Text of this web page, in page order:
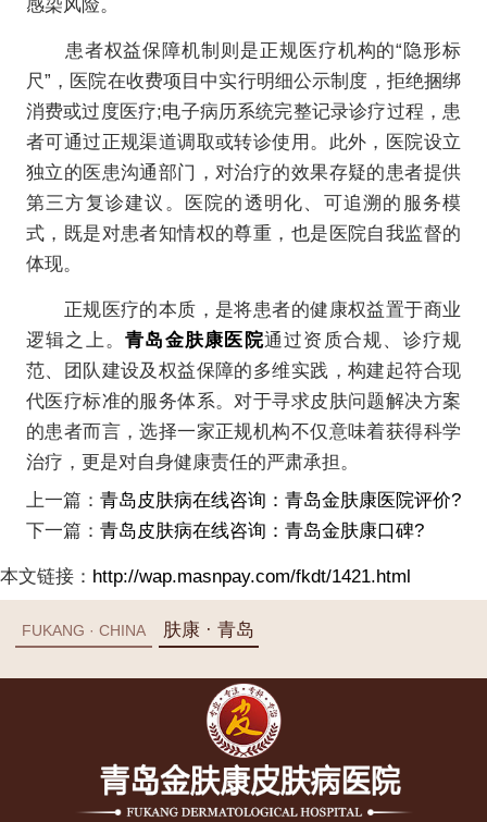
感染风险。
患者权益保障机制则是正规医疗机构的“隐形标
尺”，医院在收费项目中实行明细公示制度，拒绝捆绑
消费或过度医疗;电子病历系统完整记录诊疗过程，患
者可通过正规渠道调取或转诊使用。此外，医院设立
独立的医患沟通部门，对治疗的效果存疑的患者提供
第三方复诊建议。医院的透明化、可追溯的服务模
式，既是对患者知情权的尊重，也是医院自我监督的
体现。
正规医疗的本质，是将患者的健康权益置于商业
逻辑之上。青岛金肤康医院通过资质合规、诊疗规
范、团队建设及权益保障的多维实践，构建起符合现
代医疗标准的服务体系。对于寻求皮肤问题解决方案
的患者而言，选择一家正规机构不仅意味着获得科学
治疗，更是对自身健康责任的严肃承担。
上一篇： 青岛皮肤病在线咨询：青岛金肤康医院评价?
下一篇： 青岛皮肤病在线咨询：青岛金肤康口碑?
本文链接： http://wap.masnpay.com/fkdt/1421.html
FUKANG · CHINA 肤康 · 青岛